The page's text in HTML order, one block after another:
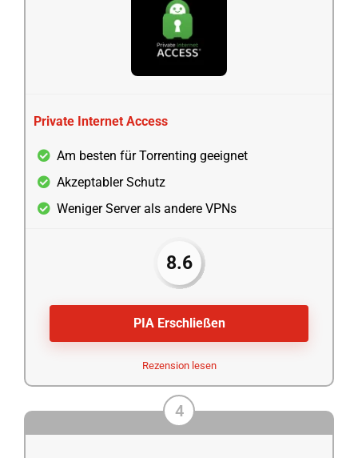
Private Internet Access
Am besten für Torrenting geeignet
Akzeptabler Schutz
Weniger Server als andere VPNs
8.6
PIA Erschließen
Rezension lesen
4